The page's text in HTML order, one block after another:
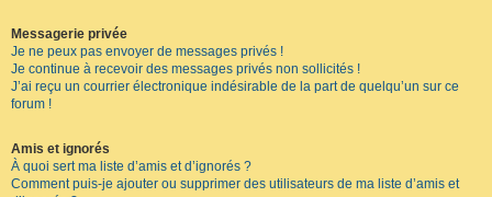
Messagerie privée
Je ne peux pas envoyer de messages privés !
Je continue à recevoir des messages privés non sollicités !
J’ai reçu un courrier électronique indésirable de la part de quelqu’un sur ce
forum !
Amis et ignorés
À quoi sert ma liste d’amis et d’ignorés ?
Comment puis-je ajouter ou supprimer des utilisateurs de ma liste d’amis et